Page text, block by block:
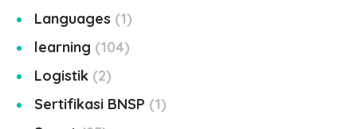
Languages
1
learning
104
Logistik 2
Sertifikasi BNSP
1